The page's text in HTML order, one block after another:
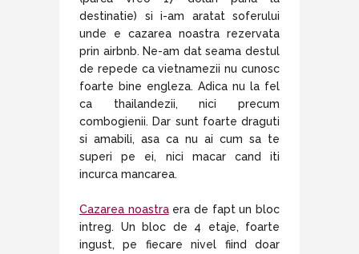
destinatie) si i-am aratat soferului
unde e cazarea noastra rezervata
prin airbnb. Ne-am dat seama destul
de repede ca vietnamezii nu cunosc
foarte bine engleza. Adica nu la fel
ca thailandezii, nici precum
combogienii. Dar sunt foarte draguti
si amabili, asa ca nu ai cum sa te
superi pe ei, nici macar cand iti
incurca mancarea.
Cazarea noastraera de fapt un bloc
intreg. Un bloc de 4 etaje, foarte
ingust, pe fiecare nivel fiind doar